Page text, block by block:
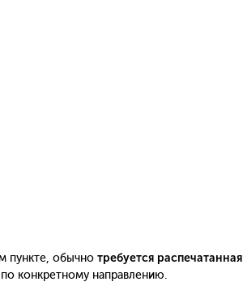
пункте, обычно требуется распечатанная
конкретному направлению.